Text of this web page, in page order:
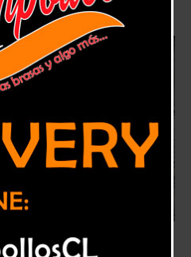
detectives de la Brigada